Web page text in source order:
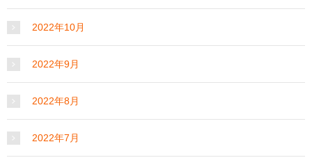
2022年10月
2022年9月
2022年8月
2022年7月